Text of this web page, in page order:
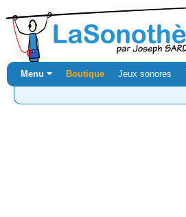
Menu ⏷ Boutique Jeux sonores